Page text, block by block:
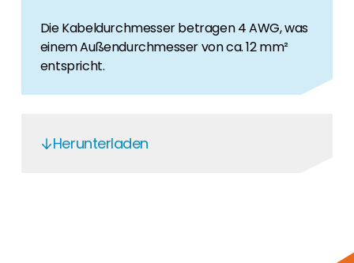
Die Kabeldurchmesser betragen 4 AWG, was
einem Außendurchmesser von ca. 12 mm²
entspricht.
Herunterladen